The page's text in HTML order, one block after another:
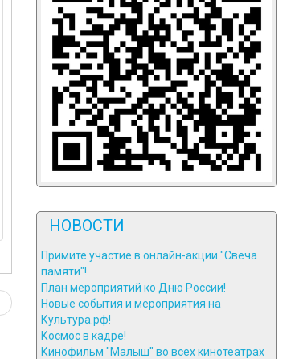
НОВОСТИ
Примите участие в онлайн-акции "Свеча
памяти"!
План мероприятий ко Дню России!
Новые события и мероприятия на
Культура.рф!
Космос в кадре!
Кинофильм "Малыш" во всех кинотеатрах